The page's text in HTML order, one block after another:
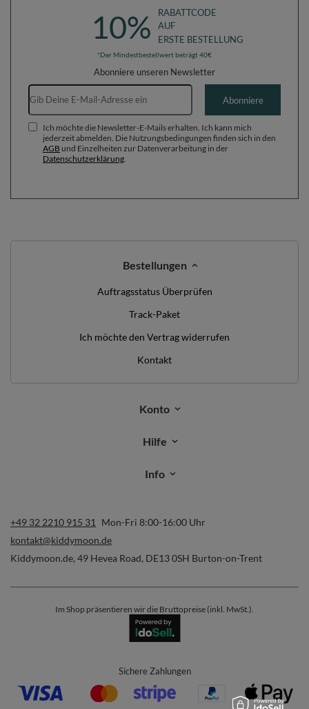
10%
RABATTCODE
AUF
ERSTE BESTELLUNG
*Der Mindestbestellwert beträgt 40€
Abonniere unseren Newsletter
E-Mail-Adresse
Abonniere
Ich möchte die Newsletter-E-Mails erhalten. Ich kann mich
jederzeit abmelden. Die Nutzungsbedingungen finden sich in den
AGB und Einzelheiten zur Datenverarbeitung in der
Datenschutzerklärung
Bestellungen
Auftragsstatus Überprüfen
Track-Paket
Ich möchte den Vertrag widerrufen
Kontakt
Konto
Hilfe
Info
+49 32 2210 915 31
Mon-Fri 8:00-16:00 Uhr
kontakt@kiddymoon.de
Kiddymoon.de, 49 Hevea Road, DE13 0SH Burton-on-Trent
Im Shop präsentieren wir die Bruttopreise (inkl. MwSt.).
Sichere Zahlungen